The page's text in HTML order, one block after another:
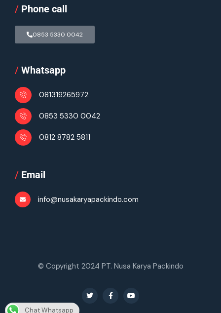
/ Phone call
0853 5330 0042
/ Whatsapp
081319265972
0853 5330 0042
0812 8782 5811
/ Email
info@nusakaryapackindo.com
© Copyright 2024 PT. Nusa Karya Packindo
Chat Whatsapp